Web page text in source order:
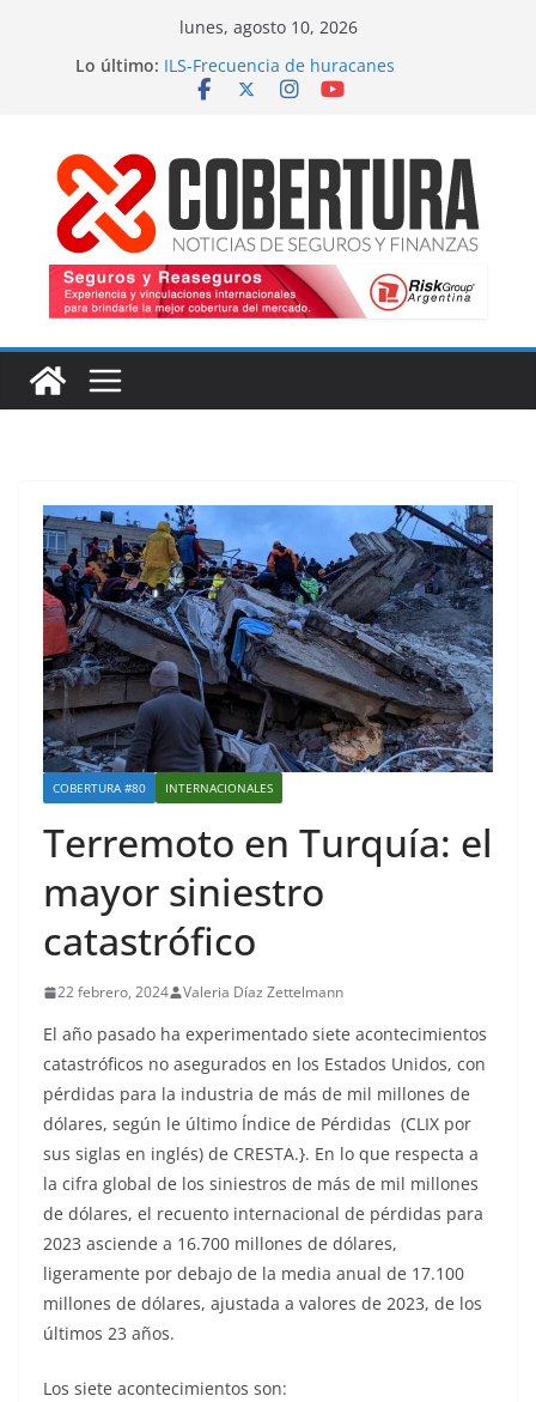
lunes, agosto 10, 2026
Lo último: ILS-Frecuencia de huracanes
Seguro marítimo-Presiones cruzadas
Fitch-Impulso a la innovación
COBERTURA #80 INTERNACIONALES
Terremoto en Turquía: el
mayor siniestro
catastrófico
22 febrero, 2024 Valeria Díaz Zettelmann
El año pasado ha experimentado siete acontecimientos
catastróficos no asegurados en los Estados Unidos, con
pérdidas para la industria de más de mil millones de
dólares, según le último Índice de Pérdidas (CLIX por
sus siglas en inglés) de CRESTA.}. En lo que respecta a
la cifra global de los siniestros de más de mil millones
de dólares, el recuento internacional de pérdidas para
2023 asciende a 16.700 millones de dólares,
ligeramente por debajo de la media anual de 17.100
millones de dólares, ajustada a valores de 2023, de los
últimos 23 años.
Los siete acontecimientos son: